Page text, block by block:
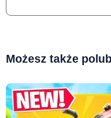
Możesz także